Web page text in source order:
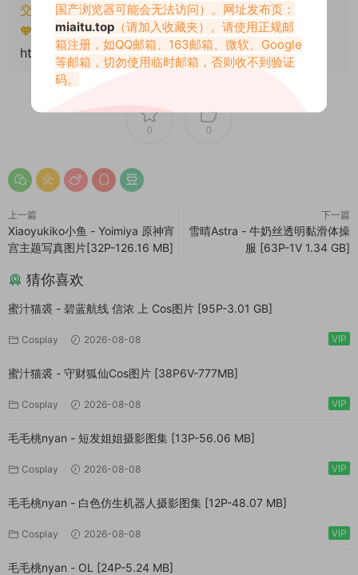
交工单处理。
🧡转载请注明出处！原文链接：
https://www.miaitu.cc/77489.html
0 0
上一篇
Xiaoyukiko小鱼 - Yoimiya 原神宵
宫主题写真图片[32P-126.16 MB]
下一篇
雪晴Astra - 牛奶丝透明黏滑体操
服 [63P-1V 1.34 GB]
猜你喜欢
蜜汁猫裘 - 碧蓝航线 信浓 上 Cos图片 [95P-3.01 GB]
Cosplay 2026-08-08 VIP
蜜汁猫裘 - 守财狐仙Cos图片 [38P6V-777MB]
Cosplay 2026-08-08 VIP
毛毛桃nyan - 短发姐姐摄影图集 [13P-56.06 MB]
Cosplay 2026-08-08 VIP
毛毛桃nyan - 白色仿生机器人摄影图集 [12P-48.07 MB]
Cosplay 2026-08-08 VIP
毛毛桃nyan - OL [24P-5.24 MB]
国产浏览器可能会无法访问）。网址发布页：
miaitu.top （请加入收藏夹）。请使用正规邮
箱注册，如QQ邮箱、163邮箱、微软、Google
等邮箱，切勿使用临时邮箱，否则收不到验证
码。